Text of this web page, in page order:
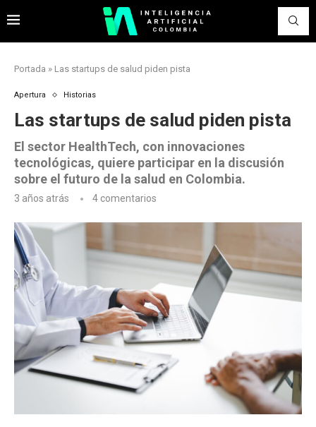
Portada » Las startups de salud piden pista
Apertura Historias
Las startups de salud piden pista
El sector HealthTech, con innovaciones
tecnológicas, quiere participar en la discusión
sobre el futuro de la salud en Colombia.
3 años atrás 4 comentarios